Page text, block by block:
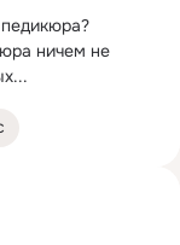
ничем не